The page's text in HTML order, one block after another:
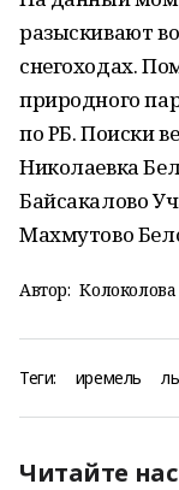
разыскивают
снегоходах.
природного
по РБ. Поиски
Николаевка
Байсакалово
Махмутово
Автор:
Теги: иремель
Читайте нас